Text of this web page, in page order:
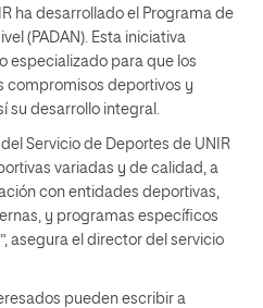
ha desarrollado el Programa de
(PADAN). Esta iniciativa
especializado para que los
compromisos deportivos y
desarrollo integral.
Servicio de Deportes de UNIR
variadas y de calidad, a
con entidades deportivas,
y programas específicos
asegura el director del servicio
pueden escribir a